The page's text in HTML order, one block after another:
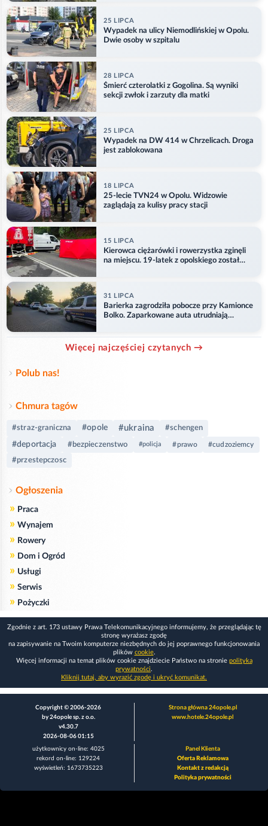
25 LIPCA
Wypadek na ulicy Niemodlińskiej w Opolu.
Dwie osoby w szpitalu
28 LIPCA
Śmierć czterolatki z Gogolina. Są wyniki
sekcji zwłok i zarzuty dla matki
25 LIPCA
Wypadek na DW 414 w Chrzelicach. Droga
jest zablokowana
18 LIPCA
25-lecie TVN24 w Opolu. Widzowie
zaglądają za kulisy pracy stacji
15 LIPCA
Kierowca ciężarówki i rowerzystka zginęli
na miejscu. 19-latek z opolskiego został
31 LIPCA
Barierka zagrodziła pobocze przy Kamionce
Bolko. Zaparkowane auta utrudniają
Więcej najczęściej czytanych →
Polub nas!
Chmura tagów
#straz-graniczna #opole #ukraina #schengen
#deportacja #bezpieczenstwo #policja #prawo #cudzoziemcy
#przestepczosc
Ogłoszenia
» Praca
» Wynajem
» Rowery
» Dom i Ogród
» Usługi
» Serwis
» Pożyczki
Zgodnie z art. 173 ustawy Prawa Telekomunikacyjnego informujemy, że przeglądając tę
stronę wyrażasz zgodę
na zapisywanie na Twoim komputerze niezbędnych do jej poprawnego funkcjonowania
plików cookie.
Więcej informacji na temat plików cookie znajdziecie Państwo na stronie polityka
prywatności.
Kliknij tutaj, aby wyrazić zgodę i ukryć komunikat.
Copyright © 2006-2026
by 24opole sp. z o.o.
v4.30.7
2026-08-06 01:15
Strona główna 24opole.pl
www.hotele.24opole.pl
użytkownicy on-line: 4025
rekord on-line: 129224
wyświetleń: 1673735223
Panel Klienta
Oferta Reklamowa
Kontakt z redakcją
Polityka prywatności